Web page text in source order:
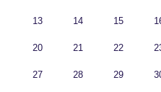
13 14 15
20 21 22
27 28 29